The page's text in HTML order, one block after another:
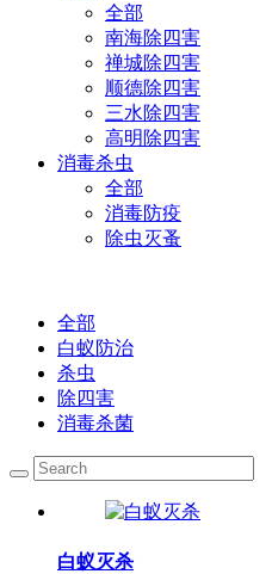
全部
南海除四害
禅城除四害
顺德除四害
三水除四害
高明除四害
消毒杀虫
全部
消毒防疫
除虫灭蚤
全部
白蚁防治
杀虫
除四害
消毒杀菌
白蚁灭杀